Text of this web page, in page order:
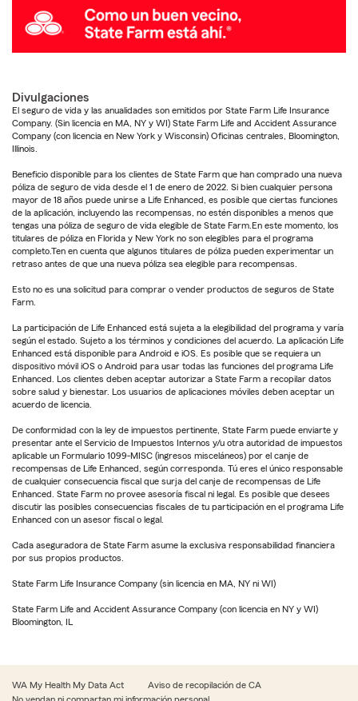
Divulgaciones
El seguro de vida y las anualidades son emitidos por State Farm Life Insurance
Company. (Sin licencia en MA, NY y WI) State Farm Life and Accident Assurance
Company (con licencia en New York y Wisconsin) Oficinas centrales, Bloomington,
Illinois.
Beneficio disponible para los clientes de State Farm que han comprado una nueva
póliza de seguro de vida desde el 1 de enero de 2022. Si bien cualquier persona
mayor de 18 años puede unirse a Life Enhanced, es posible que ciertas funciones
de la aplicación, incluyendo las recompensas, no estén disponibles a menos que
tengas una póliza de seguro de vida elegible de State Farm.En este momento, los
titulares de póliza en Florida y New York no son elegibles para el programa
completo.Ten en cuenta que algunos titulares de póliza pueden experimentar un
retraso antes de que una nueva póliza sea elegible para recompensas.
Esto no es una solicitud para comprar o vender productos de seguros de State
Farm.
La participación de Life Enhanced está sujeta a la elegibilidad del programa y varía
según el estado. Sujeto a los términos y condiciones del acuerdo. La aplicación Life
Enhanced está disponible para Android e iOS. Es posible que se requiera un
dispositivo móvil iOS o Android para usar todas las funciones del programa Life
Enhanced. Los clientes deben aceptar autorizar a State Farm a recopilar datos
sobre salud y bienestar. Los usuarios de aplicaciones móviles deben aceptar un
acuerdo de licencia.
De conformidad con la ley de impuestos pertinente, State Farm puede enviarte y
presentar ante el Servicio de Impuestos Internos y/u otra autoridad de impuestos
aplicable un Formulario 1099-MISC (ingresos misceláneos) por el canje de
recompensas de Life Enhanced, según corresponda. Tú eres el único responsable
de cualquier consecuencia fiscal que surja del canje de recompensas de Life
Enhanced. State Farm no provee asesoría fiscal ni legal. Es posible que desees
discutir las posibles consecuencias fiscales de tu participación en el programa Life
Enhanced con un asesor fiscal o legal.
Cada aseguradora de State Farm asume la exclusiva responsabilidad financiera
por sus propios productos.
State Farm Life Insurance Company (sin licencia en MA, NY ni WI)
State Farm Life and Accident Assurance Company (con licencia en NY y WI)
Bloomington, IL
WA My Health My Data Act
Aviso de recopilación de CA